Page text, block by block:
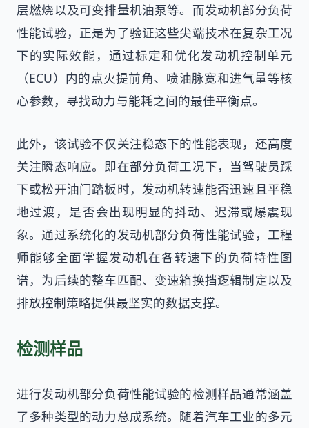
层燃烧以及可变排量机油泵等。而发动机部分负荷
性能试验，正是为了验证这些尖端技术在复杂工况
下的实际效能，通过标定和优化发动机控制单元
（ECU）内的点火提前角、喷油脉宽和进气量等核
心参数，寻找动力与能耗之间的最佳平衡点。
此外，该试验不仅关注稳态下的性能表现，还高度
关注瞬态响应。即在部分负荷工况下，当驾驶员踩
下或松开油门踏板时，发动机转速能否迅速且平稳
地过渡，是否会出现明显的抖动、迟滞或爆震现
象。通过系统化的发动机部分负荷性能试验，工程
师能够全面掌握发动机在各转速下的负荷特性图
谱，为后续的整车匹配、变速箱换挡逻辑制定以及
排放控制策略提供最坚实的数据支撑。
检测样品
进行发动机部分负荷性能试验的检测样品通常涵盖
了多种类型的动力总成系统。随着汽车工业的多元